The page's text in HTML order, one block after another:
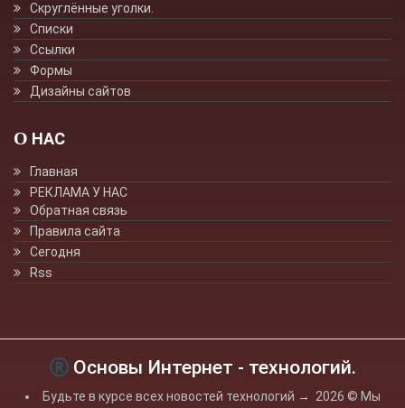
Скруглённые уголки.
Списки
Ссылки
Формы
Дизайны сайтов
О НАС
Главная
РЕКЛАМА У НАС
Обратная связь
Правила сайта
Сегодня
Rss
Основы Интернет - технологий.
Будьте в курсе всех новостей технологий → 2026 © Мы